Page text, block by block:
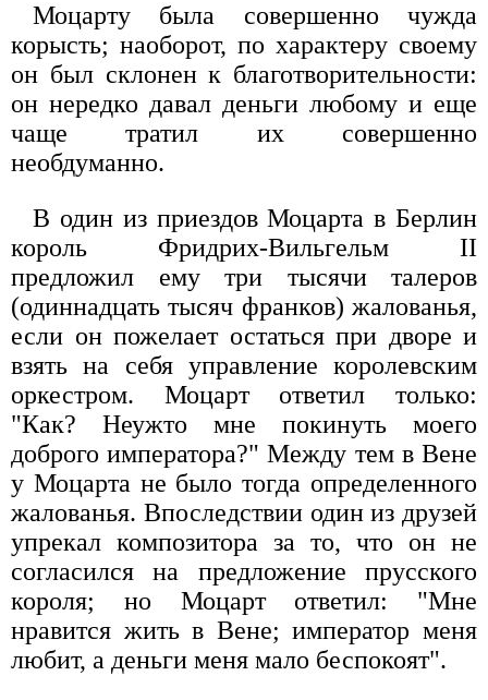
Моцарту была совершенно чужда
корысть; наоборот, по характеру своему
он был склонен к благотворительности:
он нередко давал деньги любому и еще
чаще тратил их совершенно
необдуманно.
В один из приездов Моцарта в Берлин
король Фридрих-Вильгельм II
предложил ему три тысячи талеров
(одиннадцать тысяч франков) жалованья,
если он пожелает остаться при дворе и
взять на себя управление королевским
оркестром. Моцарт ответил только:
"Как? Неужто мне покинуть моего
доброго императора?" Между тем в Вене
у Моцарта не было тогда определенного
жалованья. Впоследствии один из друзей
упрекал композитора за то, что он не
согласился на предложение прусского
короля; но Моцарт ответил: "Мне
нравится жить в Вене; император меня
любит, а деньги меня мало беспокоят".